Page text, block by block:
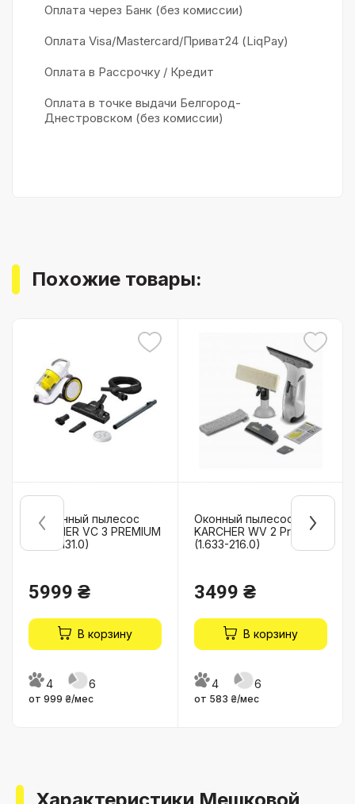
Оплата через Банк (без комиссии)
Оплата Visa/Mastercard/Приват24 (LiqPay)
Оплата в Рассрочку / Кредит
Оплата в точке выдачи Белгород-
Днестровском (без комиссии)
Похожие товары:
Циклонный пылесос
KARCHER VC 3 PREMIUM
(1.198-131.0)
5999 ₴
В корзину
4 6
от 999 ₴/мес
Оконный пылесос
KARCHER WV 2 Premium
(1.633-216.0)
3499 ₴
В корзину
4 6
от 583 ₴/мес
Характеристики Мешковой